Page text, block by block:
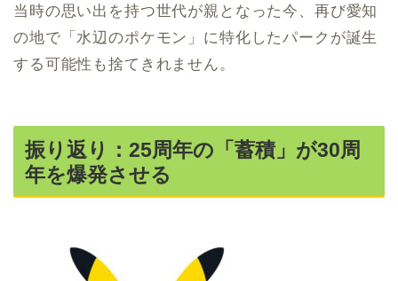
当時の思い出を持つ世代が親となった今、再び愛知
の地で「水辺のポケモン」に特化したパークが誕生
する可能性も捨てきれません。
振り返り：25周年の「蓄積」が30周
年を爆発させる